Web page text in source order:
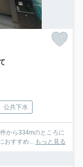
公共下水
から334mのところに
おすすめ...
もっと見る